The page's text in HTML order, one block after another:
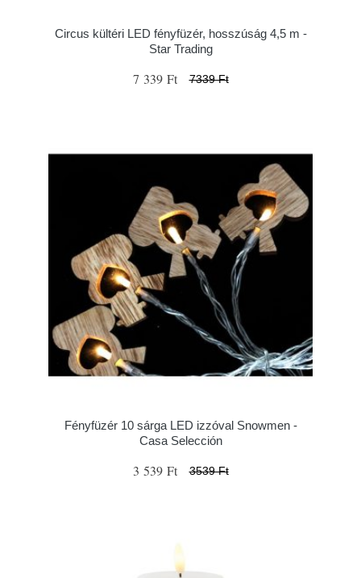
Circus kültéri LED fényfüzér, hosszúság 4,5 m -
Star Trading
7 339 Ft 7339 Ft
Fényfüzér 10 sárga LED izzóval Snowmen -
Casa Selección
3 539 Ft 3539 Ft